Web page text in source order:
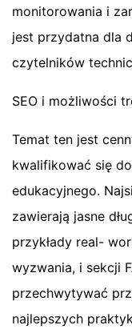
monitorowania i
jest przydatna dla
czytelników
SEO i możliwości
Temat ten jest
kwalifikować się
edukacyjnego.
zawierają jasne
przykłady real-
wyzwania, i sekcji
przechwytywać
najlepszych